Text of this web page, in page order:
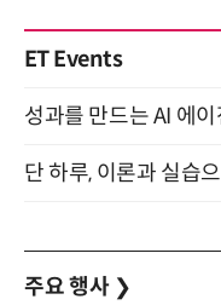
ET Events
주요 행사 ❯